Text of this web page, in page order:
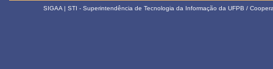
SIGAA | STI - Superintendência de Tecnologia da Informação da UFPB /